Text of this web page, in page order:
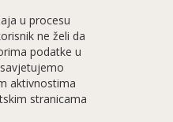
u procesu
ne želi da
podatke u
aktivnostima
stranicama